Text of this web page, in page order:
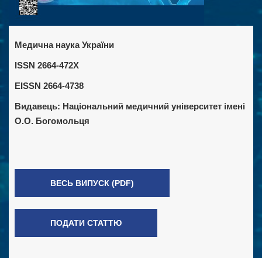
Медична наука України
ISSN 2664-472X
EISSN 2664-4738
Видавець: Національний медичний університет імені
О.О. Богомольця
ВЕСЬ ВИПУСК (PDF)
ПОДАТИ СТАТТЮ